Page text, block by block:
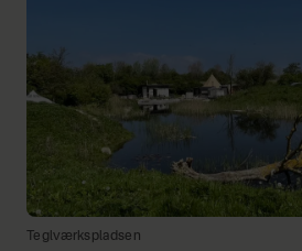
Teglværkspladsen